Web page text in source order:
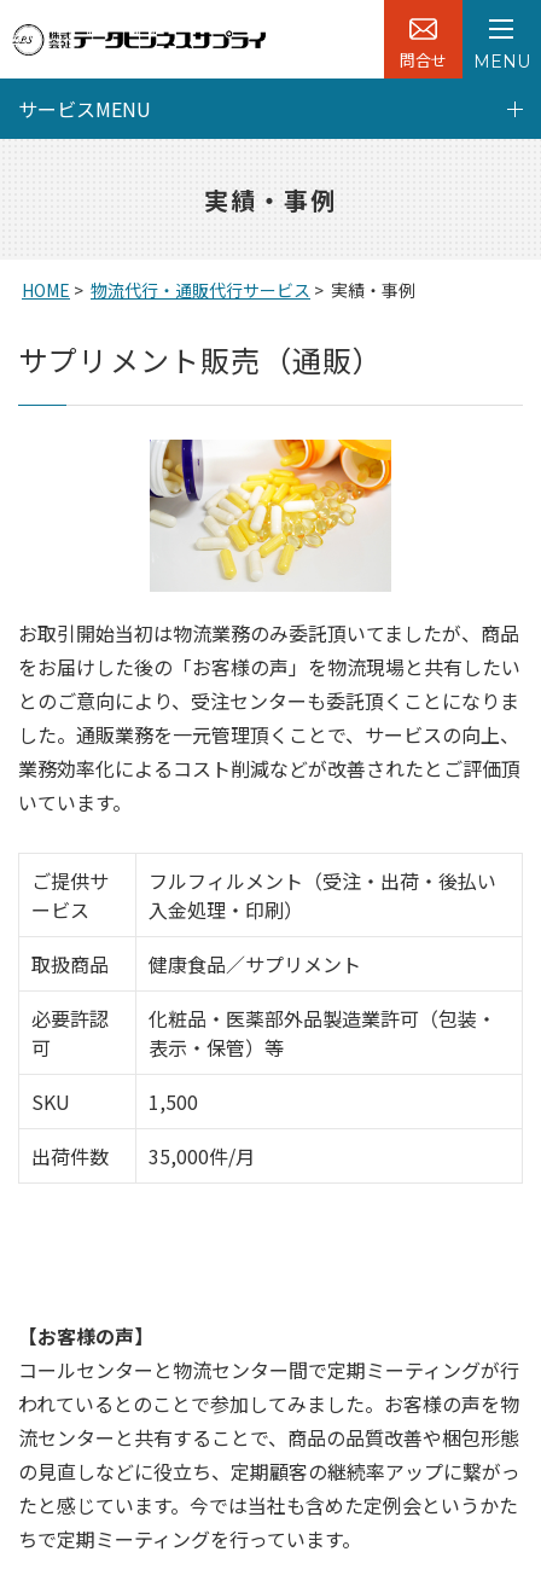
MENU
問合せ
サービスMENU
実績・事例
HOME > 物流代行・通販代行サービス > 実績・事例
サプリメント販売（通販）
お取引開始当初は物流業務のみ委託頂いてましたが、商品
をお届けした後の「お客様の声」を物流現場と共有したい
とのご意向により、受注センターも委託頂くことになりま
した。通販業務を一元管理頂くことで、サービスの向上、
業務効率化によるコスト削減などが改善されたとご評価頂
いています。
ご提供サ
ービス
フルフィルメント（受注・出荷・後払い
入金処理・印刷）
取扱商品
健康食品／サプリメント
必要許認
可
化粧品・医薬部外品製造業許可（包装・
表示・保管）等
SKU
1,500
出荷件数
35,000件/月
【お客様の声】
コールセンターと物流センター間で定期ミーティングが行
われているとのことで参加してみました。お客様の声を物
流センターと共有することで、商品の品質改善や梱包形態
の見直しなどに役立ち、定期顧客の継続率アップに繋がっ
たと感じています。今では当社も含めた定例会というかた
ちで定期ミーティングを行っています。